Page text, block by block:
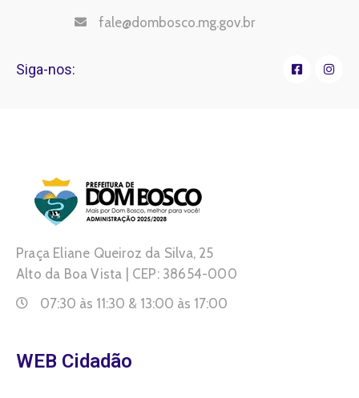
fale@dombosco.mg.gov.br
Siga-nos:
Praça Eliane Queiroz da Silva, 25
Alto da Boa Vista | CEP: 38654-000
07:30 às 11:30 & 13:00 às 17:00
WEB Cidadão